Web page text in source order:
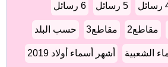
5 رسائل 6 رسائل
مقاطع2 مقاطع3 حسب البلد
الشعبية أشهر أسماء أولاد 2019